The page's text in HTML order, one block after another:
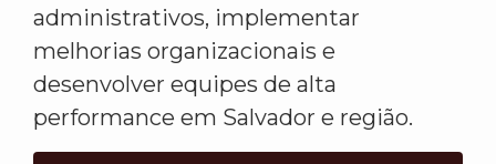
administrativos, implementar
melhorias organizacionais e
desenvolver equipes de alta
performance em Salvador e região.